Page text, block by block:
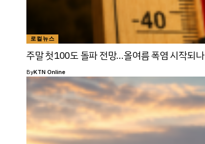
로컬뉴스
주말 첫100도 돌파 전망…올여름 폭염 시작되나
ByKTN Online